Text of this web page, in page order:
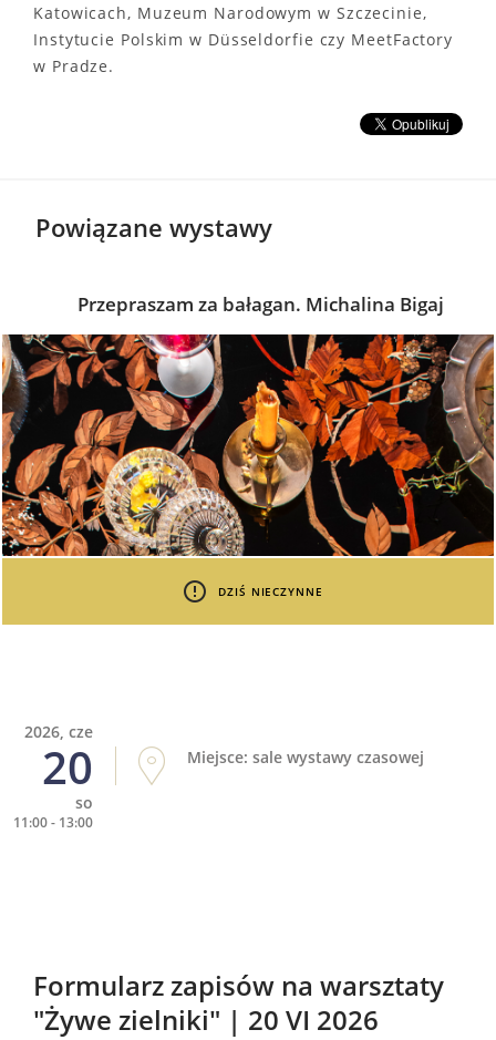
Katowicach, Muzeum Narodowym w Szczecinie,
Instytucie Polskim w Düsseldorfie czy MeetFactory
w Pradze.
Powiązane wystawy
Przepraszam za bałagan. Michalina Bigaj
DZIŚ NIECZYNNE
2026, cze
20
so
11:00 - 13:00
Miejsce: sale wystawy czasowej
Formularz zapisów na warsztaty
"Żywe zielniki" | 20 VI 2026